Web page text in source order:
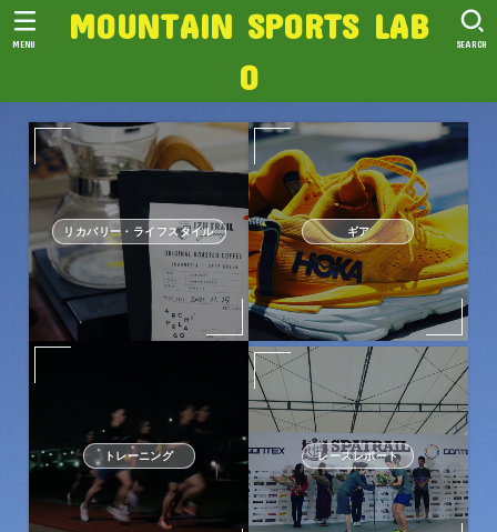
MOUNTAIN SPORTS LAB
O
SEARCH
MENU
リカバリー・ライフスタイル ギア
トレーニング レースレポート